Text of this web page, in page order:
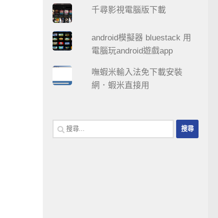
千尋影視電腦版下載
android模擬器 bluestack 用
電腦玩android遊戲app
嘸蝦米輸入法免下載安裝
網．蝦米直接用
搜
尋